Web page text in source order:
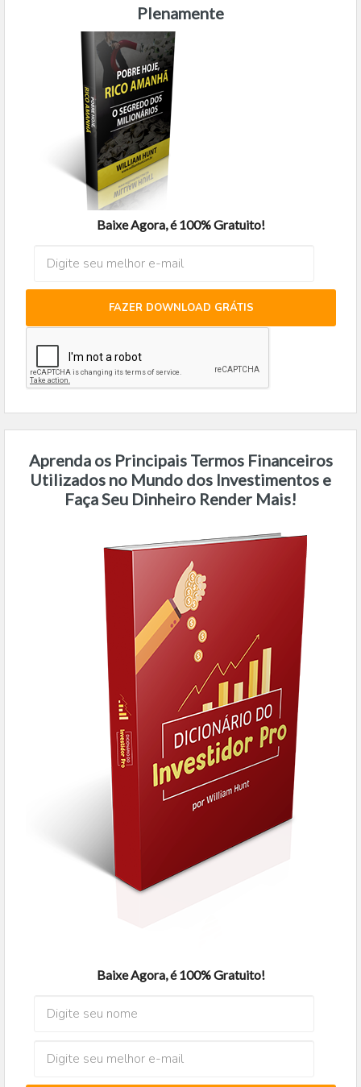
Plenamente
Baixe Agora, é 100% Gratuito!
FAZER DOWNLOAD GRÁTIS
Aprenda os Principais Termos Financeiros
Utilizados no Mundo dos Investimentos e
Faça Seu Dinheiro Render Mais!
Baixe Agora, é 100% Gratuito!